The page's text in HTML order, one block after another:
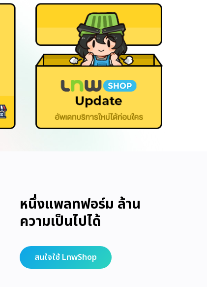
หนึ่งแพลทฟอร์ม ล้าน
ความเป็นไปได้
สนใจใช้ LnwShop